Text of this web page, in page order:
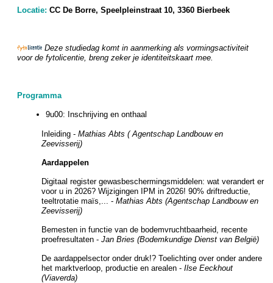
Locatie: CC De Borre, Speelpleinstraat 10, 3360 Bierbeek
Deze studiedag komt in aanmerking als vormingsactiviteit
voor de fytolicentie, breng zeker je identiteitskaart mee.
Programma
9u00: Inschrijving en onthaal
Inleiding - Mathias Abts ( Agentschap Landbouw en
Zeevisserij)
Aardappelen
Digitaal register gewasbeschermingsmiddelen: wat verandert er
voor u in 2026? Wijzigingen IPM in 2026! 90% driftreductie,
teeltrotatie maïs,... - Mathias Abts (Agentschap Landbouw en
Zeevisserij)
Bemesten in functie van de bodemvruchtbaarheid, recente
proefresultaten - Jan Bries (Bodemkundige Dienst van België)
De aardappelsector onder druk!? Toelichting over onder andere
het marktverloop, productie en arealen - Ilse Eeckhout
(Viaverda)